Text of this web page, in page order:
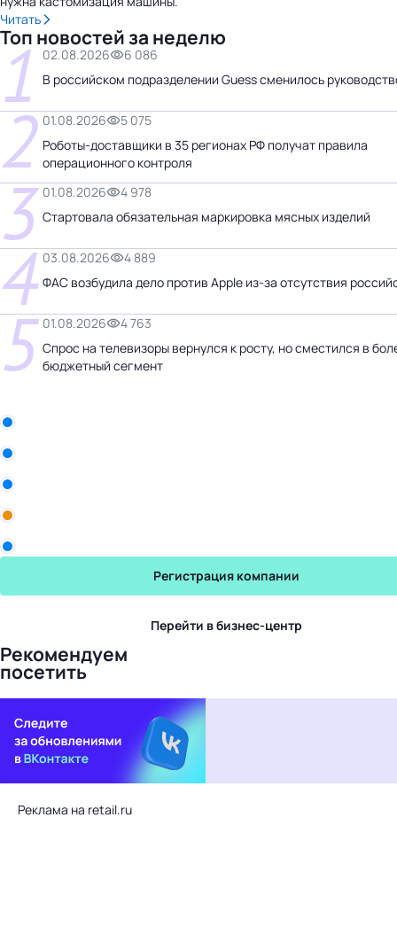
Читать
Топ новостей за неделю
1 02.08.2026
6 086
В российском подразделении Guess сменилось
2 01.08.2026
5 075
Роботы-доставщики в 35 регионах РФ получат правила
операционного контроля
3 01.08.2026
4 978
Стартовала обязательная маркировка мясных изделий
4 03.08.2026
4 889
ФАС возбудила дело против Apple из-за отсутствия
5 01.08.2026
4 763
Спрос на телевизоры вернулся к росту, но сместился в
бюджетный сегмент
Регистрация компании
Перейти в бизнес-центр
Рекомендуем
посетить
Реклама на retail.ru